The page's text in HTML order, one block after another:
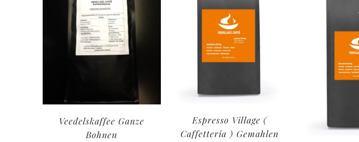
Veedelskaffee Ganze
Bohnen
Espresso Village (
Caffetteria ) Gemahlen